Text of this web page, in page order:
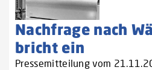
Nachfrage nach
bricht ein
Pressemitteilung vom